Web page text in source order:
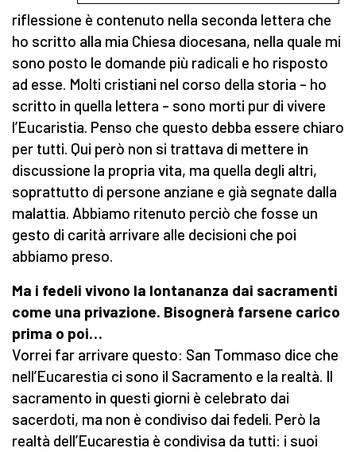
riflessione è contenuto nella seconda lettera che
ho scritto alla mia Chiesa diocesana, nella quale mi
sono posto le domande più radicali e ho risposto
ad esse. Molti cristiani nel corso della storia – ho
scritto in quella lettera – sono morti pur di vivere
l’Eucaristia. Penso che questo debba essere chiaro
per tutti. Qui però non si trattava di mettere in
discussione la propria vita, ma quella degli altri,
soprattutto di persone anziane e già segnate dalla
malattia. Abbiamo ritenuto perciò che fosse un
gesto di carità arrivare alle decisioni che poi
abbiamo preso.
Ma i fedeli vivono la lontananza dai sacramenti
come una privazione. Bisognerà farsene carico
prima o poi…
Vorrei far arrivare questo: San Tommaso dice che
nell’Eucarestia ci sono il Sacramento e la realtà. Il
sacramento in questi giorni è celebrato dai
sacerdoti, ma non è condiviso dai fedeli. Però la
realtà dell’Eucarestia è condivisa da tutti: i suoi